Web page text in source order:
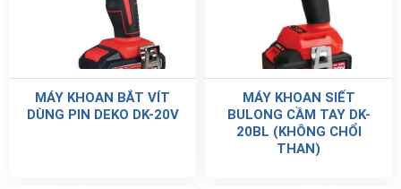
MÁY KHOAN BẮT VÍT
DÙNG PIN DEKO DK-20V
MÁY KHOAN SIẾT
BULONG CẦM TAY DK-
20BL (KHÔNG CHỔI
THAN)